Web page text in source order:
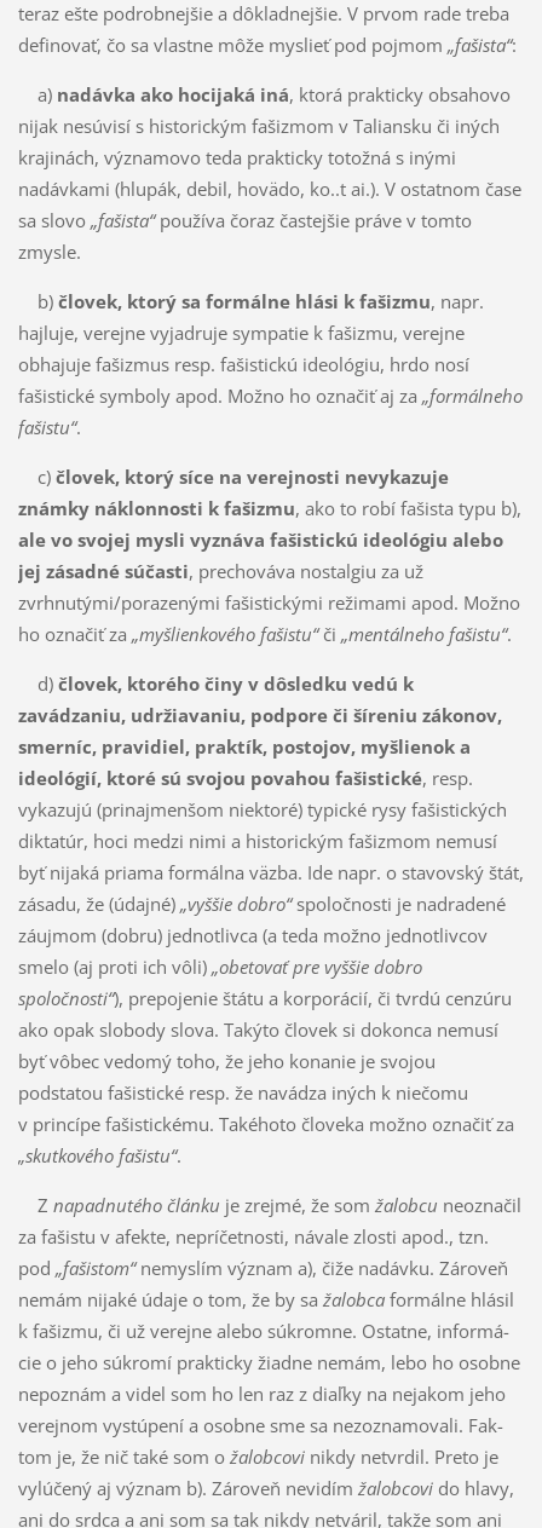
teraz ešte podrobnejšie a dôkladnejšie. V prvom rade treba
definovať, čo sa vlast­ne môže myslieť pod pojmom „fašista“:
a) nadávka ako hocijaká iná, ktorá prakticky obsahovo
nijak nesúvisí s historic­kým fašizmom v Taliansku či iných
krajinách, významovo teda prakticky totožná s inými
nadávka­mi (hlupák, de­bil, hovädo, ko..t ai.). V ostatnom čase
sa slovo „fašista“používa čoraz častejšie prá­ve v tomto
zmysle.
b) človek, ktorý sa formálne hlási k fašizmu, napr.
hajluje, verejne vyjadruje sympatie k fašiz­mu, verejne
obhajuje fašizmus resp. fašistickú ideológiu, hrdo nosí
fašistické symboly apod. Možno ho označiť aj za „formálneho
fašistu“.
c) človek, ktorý síce na verejnosti nevykazuje
známky náklonnosti k fašizmu, ako to robí fašista typu b),
ale vo svojej mysli vyznáva fašistickú ideológiu alebo
jej zásadné súčasti, pre­cho­vá­va nos­talgiu za už
zvrhnutými/porazenými fašistickými režimami apod. Možno
ho označiť za „myš­lien­ko­vého fašistu“či „mentálneho fašistu“.
d) človek, ktorého činy v dôsledku vedú k
zavádzaniu, udržiavaniu, podpore či ší­re­niu zá­ko­nov,
smerníc, pravidiel, praktík, postojov, myšlienok a
ideológií, ktoré sú svojou povahou fa­šistické, resp.
vykazujú (prinajmenšom niektoré) typické rysy fašistických
diktatúr, hoci medzi nimi a histo­rickým fašizmom nemusí
byť nijaká priama formálna väzba. Ide napr. o stavov­ský štát,
zá­sadu, že (údajné) „vyššie dobro“spoločnosti je nadradené
záuj­mom (dobru) jednotlivca (a teda možno jednotlivcov
smelo (aj proti ich vôli) „obetovať pre vyššie dobro
spoločnosti“), pre­pojenie štátu a korporácií, či tvrdú cenzúru
ako opak slobody slova. Takýto človek si dokonca ne­mu­sí
byť vô­bec vedomý toho, že jeho konanie je svojou
podstatou fašistické resp. že navádza iných k niečo­mu
v prin­cípe fašistickému. Takéhoto človeka možno ozna­čiť za
„skutkového fašistu“.
Z napadnutého článku je zrejmé, že som žalobcu neoznačil
za fašistu v afekte, nepríčetnosti, ná­vale zlosti apod., tzn.
pod „fašistom“nemyslím význam a), čiže nadávku. Zároveň
nemám nijaké úda­je o tom, že by sa žalobcaformálne hlásil
k fašizmu, či už verejne alebo súkromne. Ostatne, in­for­má­
cie o jeho sú­kromí prakticky žiadne nemám, lebo ho osobne
nepoznám a videl som ho len raz z diaľky na nejakom jeho
verejnom vystúpení a osobne sme sa nezoznamovali. Fak­
tom je, že nič také som o žalobcovinikdy netvrdil. Preto je
vylúčený aj význam b). Zároveň ne­vi­dím žalobcovido hlavy,
ani do srdca a ani som sa tak nikdy netváril, takže som ani